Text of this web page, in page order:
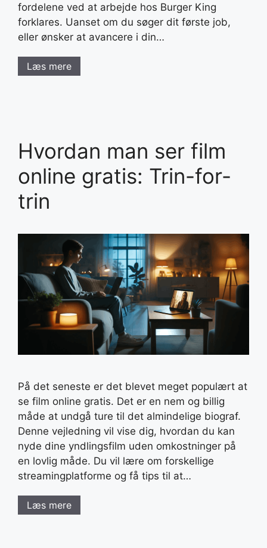
fordelene ved at arbejde hos Burger King
forklares. Uanset om du søger dit første job,
eller ønsker at avancere i din…
Læs mere
Hvordan man ser film
online gratis: Trin-for-
trin
På det seneste er det blevet meget populært at
se film online gratis. Det er en nem og billig
måde at undgå ture til det almindelige biograf.
Denne vejledning vil vise dig, hvordan du kan
nyde dine yndlingsfilm uden omkostninger på
en lovlig måde. Du vil lære om forskellige
streamingplatforme og få tips til at…
Læs mere